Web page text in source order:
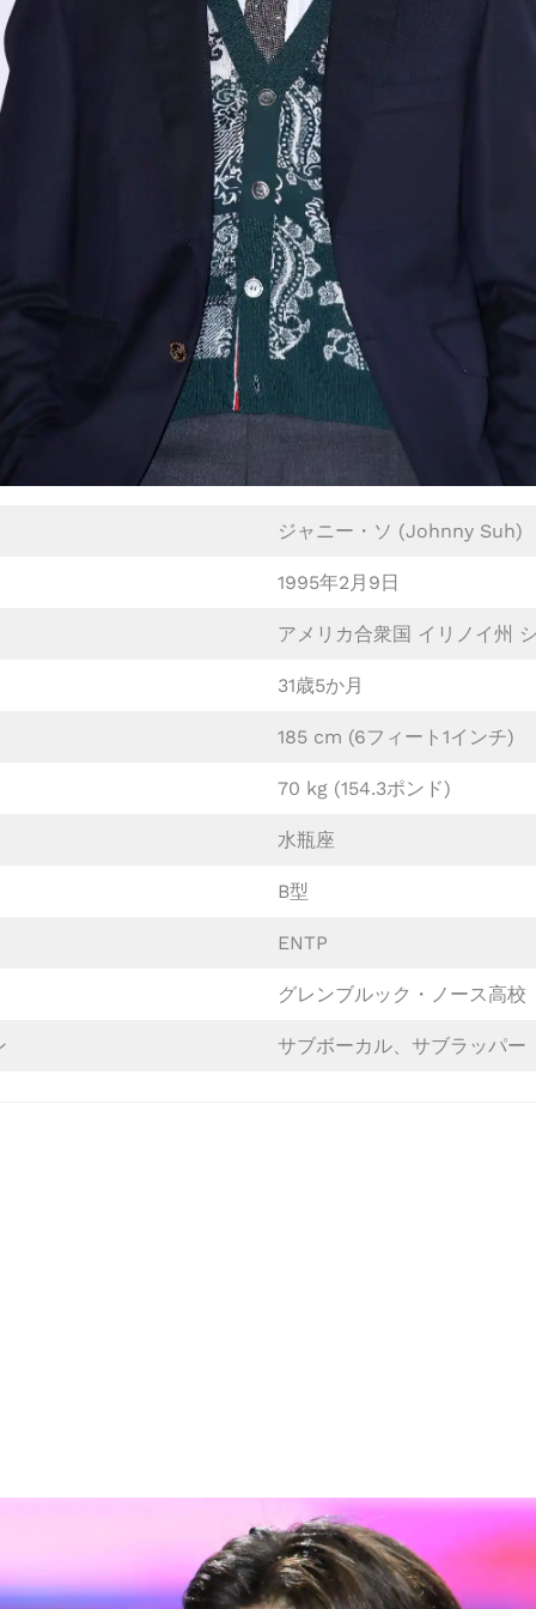
ジャニー・ソ (Johnny Suh)
1995年2月9日
アメリカ合衆国 イリノイ州
31歳5か月
185 cm (6フィート1インチ)
70 kg (154.3ポンド)
水瓶座
B型
ENTP
グレンブルック・ノース高校
サブボーカル、サブラッパー